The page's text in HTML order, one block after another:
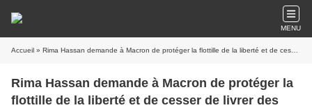
MENU
Accueil » Rima Hassan demande à Macron de protéger la flottille de la liberté et de cesser de livrer des armes à Israël
Rima Hassan demande à Macron de protéger la
flottille de la liberté et de cesser de livrer des